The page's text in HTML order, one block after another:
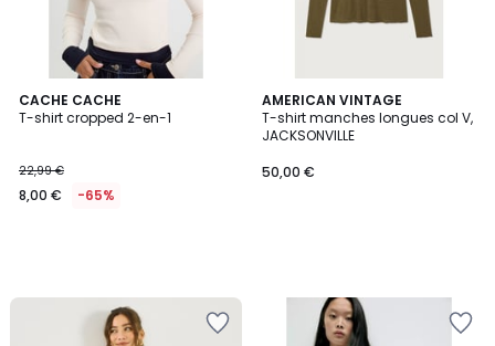
CACHE CACHE
T-shirt cropped 2-en-1
22,99 €
8,00 € -65%
AMERICAN VINTAGE
T-shirt manches longues col V,
JACKSONVILLE
50,00 €